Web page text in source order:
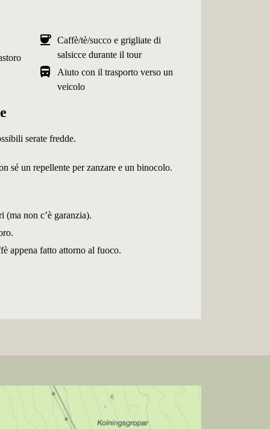
coffee Caffè/tè/succo e grigliate di
salsicce durante il tour
directions_bus
Aiuto con il trasporto verso un
veicolo
serate fredde.
sé un repellente per zanzare e un binocolo.
(ma non c’è garanzia).
appena fatto attorno al fuoco.